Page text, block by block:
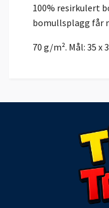
100% resirkulert
bomullsplagg får
70 g/m². Mål: 35 x